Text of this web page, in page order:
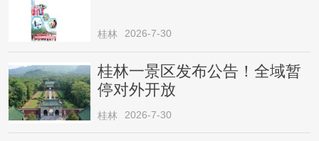
桂林 2026-7-30
桂林一景区发布公告！全域暂
停对外开放
桂林 2026-7-30